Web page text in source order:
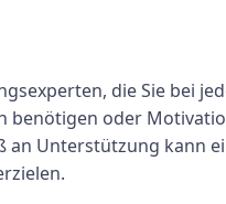
die Sie bei
benötigen oder
an Unterstützung kann